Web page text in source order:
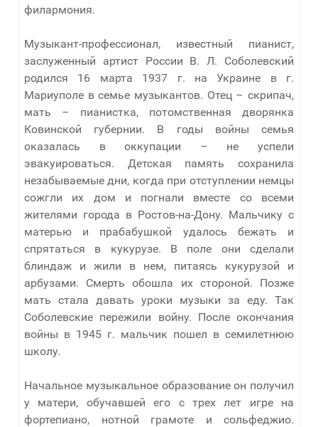
филармония.
Музыкант-профессионал, известный пианист,
заслуженный артист России В. Л. Соболевский
родился 16 марта 1937 г. на Украине в г.
Мариуполе в семье музыкантов. Отец – скрипач,
мать – пианистка, потомственная дворянка
Ковинской губернии. В годы войны семья
оказалась в оккупации – не успели
эвакуироваться. Детская память сохранила
незабываемые дни, когда при отступлении немцы
сожгли их дом и погнали вместе со всеми
жителями города в Ростов-на-Дону. Мальчику с
матерью и прабабушкой удалось бежать и
спрятаться в кукурузе. В поле они сделали
блиндаж и жили в нем, питаясь кукурузой и
арбузами. Смерть обошла их стороной. Позже
мать стала давать уроки музыки за еду. Так
Соболевские пережили войну. После окончания
войны в 1945 г. мальчик пошел в семилетнюю
школу.
Начальное музыкальное образование он получил
у матери, обучавшей его с трех лет игре на
фортепиано, нотной грамоте и сольфеджио.